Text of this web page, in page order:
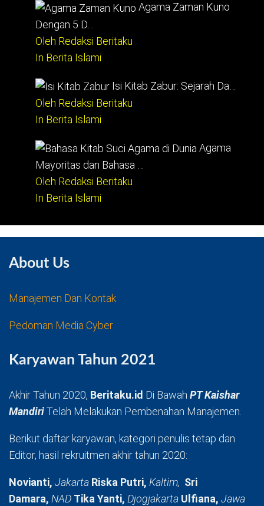
Agama Zaman Kuno
Dengan 5 D…
Oleh Redaksi Beritaku
In Berita Islami
Isi Kitab Zabur: Sejarah Da…
Oleh Redaksi Beritaku
In Berita Islami
Agama
Mayoritas dan Bahasa …
Oleh Redaksi Beritaku
In Berita Islami
About Us
Manajemen Dan Kontak
Pedoman Media Cyber
Karyawan Tahun 2021
Akhir Tahun 2020, Beritaku.id Di Bawah PT Kaishar
MandiriTelah Melakukan Pembenahan Manajemen.
Berikut daftar karyawan, kategori penulis tetap dan
Editor, hasil rekruitmen akhir tahun 2020:
Novianti, Jakarta Riska Putri, Kaltim, Sri
Damara, NAD Tika Yanti, Djogjakarta Ulfiana, Jawa